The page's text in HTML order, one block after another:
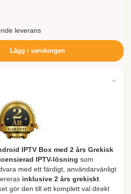
leverans
Lägg i varukorgen
IPTV Box med 2 års Grekisk
IPTV-lösning som
med ett färdigt, användarvänligt
inklusive 2 års grekiskt
gör den till ett komplett val direkt